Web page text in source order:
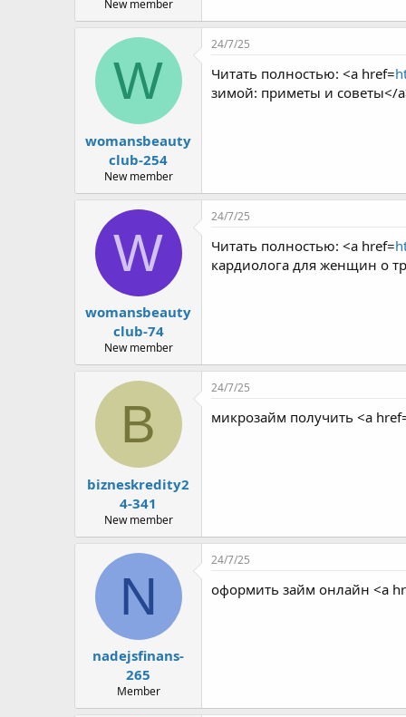
New member
W
womansbeauty
club-254
New member
24/7/25
Читать полностью: <a href=
зимой: приметы и советы</
W
womansbeauty
club-74
New member
24/7/25
Читать полностью: <a href=
кардиолога для женщин о
B
bizneskredity2
4-341
New member
24/7/25
микрозайм получить <a
N
nadejsfinans-
265
Member
24/7/25
оформить займ онлайн <a